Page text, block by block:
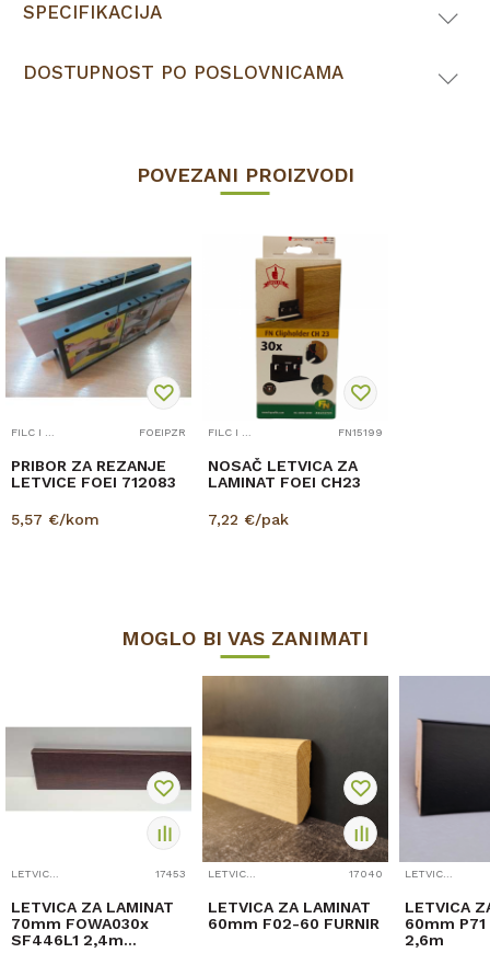
SPECIFIKACIJA
DOSTUPNOST PO POSLOVNICAMA
POVEZANI PROIZVODI
FOEIPZR
PRIBOR ZA REZANJE
LETVICE FOEI 712083
5,57 €/kom
FN15199
NOSAČ LETVICA ZA
LAMINAT FOEI CH23
7,22 €/pak
MOGLO BI VAS ZANIMATI
17453
LETVICA ZA LAMINAT
70mm FOWA030x
SF446L1 2,4m
17040
LETVICA ZA LAMINAT
60mm F02-60 FURNIR
LETVICA
60mm P71
2,6m